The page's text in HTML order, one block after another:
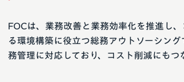
FOCは、業務改善と業務効率化を推進し
る環境構築に役立つ総務アウトソーシング
務管理に対応しており、コスト削減にもつ